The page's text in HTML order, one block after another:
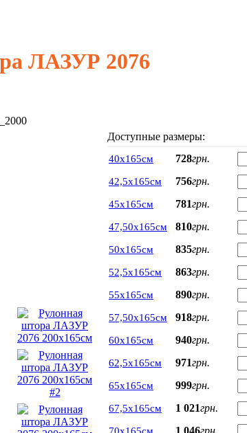
ЛАЗУР 2076
Доступные размеры:
40х165см 728грн.
42,5х165см 756грн.
45х165см 781грн.
47,50х165см 810грн.
50х165см 835грн.
52,5х165см 863грн.
55х165см 890грн.
57,50х165см 918грн.
60х165см 940грн.
62,5х165см 971грн.
65х165см 999грн.
67,5х165см 1 021грн.
1 046грн.